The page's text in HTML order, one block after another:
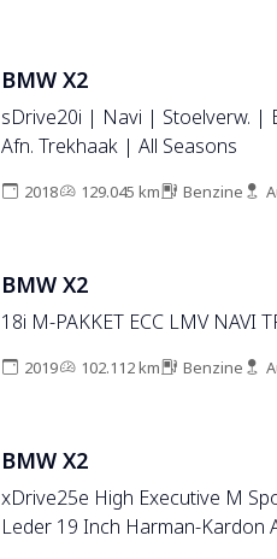
BMW X2
sDrive20i | Navi | Stoelverw. |
Afn. Trekhaak | All Seasons
2018 129.045 km Benzine
BMW X2
18i M-PAKKET ECC LMV NAVI
2019 102.112 km Benzine
BMW X2
xDrive25e High Executive M
Leder 19 Inch Harman-Kardon